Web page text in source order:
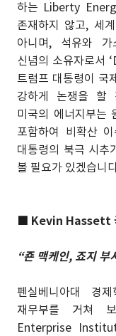
하는 Liberty
존재하지 않고, 세
아니며, 석유와 가
신념의 소유자로서
트럼프 대통령이 국
강하게 논쟁을 할
미국의 에너지부는
포함하여 비확산
대통령의 북극 시추
볼 필요가 있겠습니
■ Kevin Hassett
“죤 맥케인, 죠지 부
펜실베니아대 경
재무부를 거쳐
Enterprise